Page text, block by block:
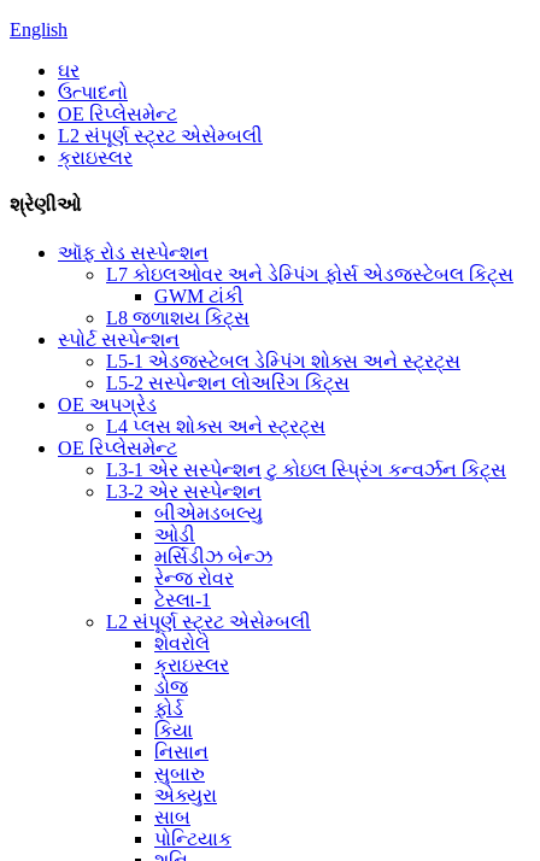
English
ઘર
ઉત્પાદનો
OE રિપ્લેસમેન્ટ
L2 સંપૂર્ણ સ્ટ્રટ એસેમ્બલી
ક્રાઇસ્લર
શ્રેણીઓ
ઑફ રોડ સસ્પેન્શન
L7 કોઇલઓવર અને ડેમ્પિંગ ફોર્સ એડજસ્ટેબલ કિટ્સ
GWM ટાંકી
L8 જળાશય કિટ્સ
સ્પોર્ટ સસ્પેન્શન
L5-1 એડજસ્ટેબલ ડેમ્પિંગ શોક્સ અને સ્ટ્રટ્સ
L5-2 સસ્પેન્શન લોઅરિંગ કિટ્સ
OE અપગ્રેડ
L4 પ્લસ શોક્સ અને સ્ટ્રટ્સ
OE રિપ્લેસમેન્ટ
L3-1 એર સસ્પેન્શન ટુ કોઇલ સ્પ્રિંગ કન્વર્ઝન કિટ્સ
L3-2 એર સસ્પેન્શન
બીએમડબલ્યુ
ઓડી
મર્સિડીઝ બેન્ઝ
રેન્જ રોવર
ટેસ્લા-1
L2 સંપૂર્ણ સ્ટ્રટ એસેમ્બલી
શેવરોલે
ક્રાઇસ્લર
ડોજ
ફોર્ડ
કિયા
નિસાન
સુબારુ
એક્યુરા
સાબ
પોન્ટિયાક